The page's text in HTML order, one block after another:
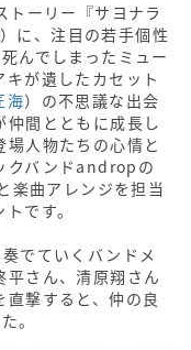
トーリー『サヨナラ
に、注目の若手個性
んでしまったミュー
キが遺したカセット
海）の不思議な出会
仲間とともに成長し
人物たちの心情と
クバンドandropの
楽曲アレンジを担当
です。
でていくバンドメ
平さん、清原翔さん
撃すると、仲の良
。